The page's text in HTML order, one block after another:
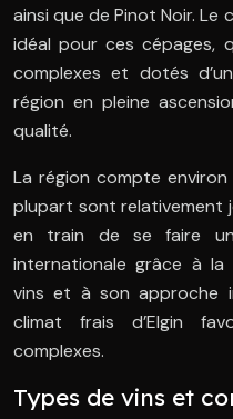
ainsi que de Pinot Noir. Le
idéal pour ces cépages,
complexes et dotés
région en pleine
qualité.
La région compte
plupart sont relativement
en train de se faire
internationale grâce à la
vins et à son approche
climat frais d’Elgin
complexes.
Types de vins et